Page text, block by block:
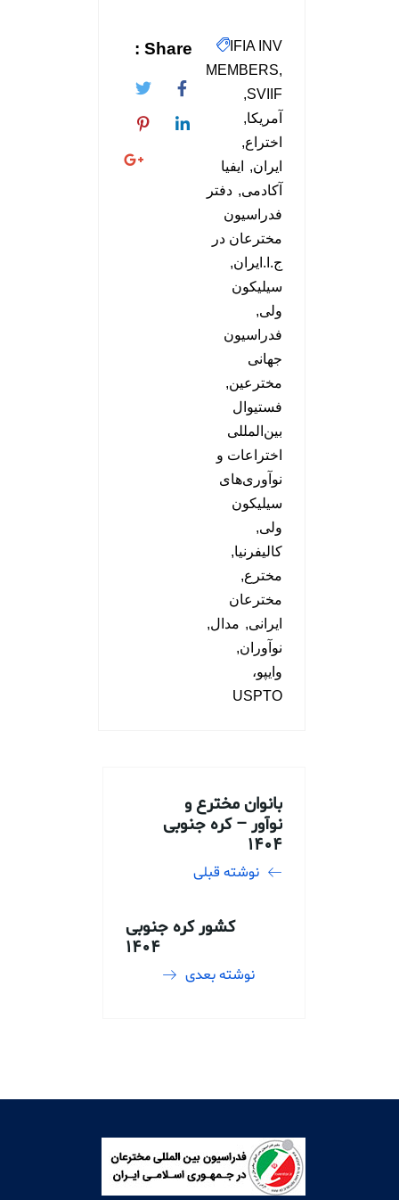
IFIA INV
MEMBERS
SVIIF
آمریکا
اختراع
ایران
ایفیا
آکادمی
دفتر
فدراسیون
مخترعان در
ج.ا.ایران
سیلیکون
ولی
فدراسیون
جهانی
مخترعین
فستیوال
بین‌المللی
اختراعات و
نوآوری‌های
سیلیکون
ولی
کالیفرنیا
مخترع
مخترعان
ایرانی
مدال
نوآوران
وایپو،
USPTO
Share :
بانوان مخترع و
نوآور – کره جنوبی
1404
نوشته قبلی
کشور کره جنوبی
1404
نوشته بعدی